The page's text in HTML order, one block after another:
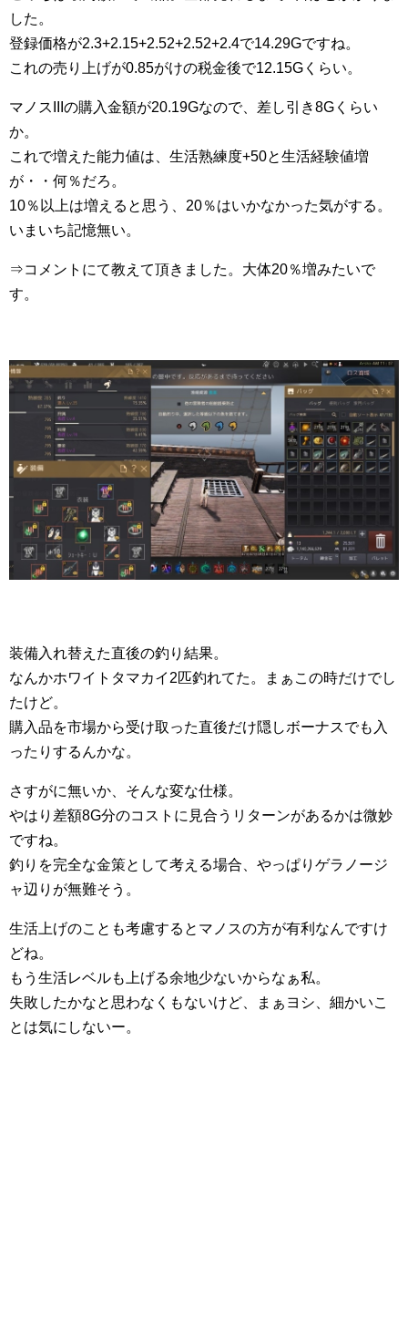
した。
登録価格が2.3+2.15+2.52+2.52+2.4で14.29Gですね。
これの売り上げが0.85がけの税金後で12.15Gくらい。
マノスIIIの購入金額が20.19Gなので、差し引き8Gくらい
か。
これで増えた能力値は、生活熟練度+50と生活経験値増
が・・何％だろ。
10％以上は増えると思う、20％はいかなかった気がする。
いまいち記憶無い。
⇒コメントにて教えて頂きました。大体20％増みたいで
す。
装備入れ替えた直後の釣り結果。
なんかホワイトタマカイ2匹釣れてた。まぁこの時だけでし
たけど。
購入品を市場から受け取った直後だけ隠しボーナスでも入
ったりするんかな。
さすがに無いか、そんな変な仕様。
やはり差額8G分のコストに見合うリターンがあるかは微妙
ですね。
釣りを完全な金策として考える場合、やっぱりゲラノージ
ャ辺りが無難そう。
生活上げのことも考慮するとマノスの方が有利なんですけ
どね。
もう生活レベルも上げる余地少ないからなぁ私。
失敗したかなと思わなくもないけど、まぁヨシ、細かいこ
とは気にしないー。